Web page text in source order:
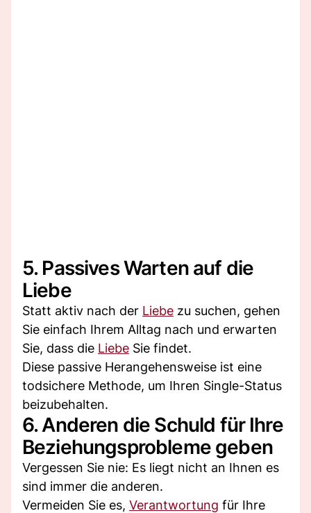
5. Passives Warten auf die
Liebe
Statt aktiv nach der Liebe zu suchen, gehen
Sie einfach Ihrem Alltag nach und erwarten
Sie, dass die Liebe Sie findet.
Diese passive Herangehensweise ist eine
todsichere Methode, um Ihren Single-Status
beizubehalten.
6. Anderen die Schuld für Ihre
Beziehungsprobleme geben
Vergessen Sie nie: Es liegt nicht an Ihnen es
sind immer die anderen.
Vermeiden Sie es, Verantwortung für Ihre